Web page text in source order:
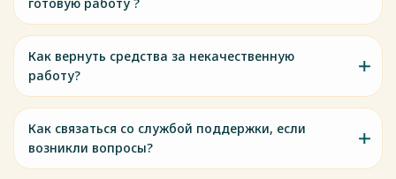
Как вернуть средства за некачественную
работу?
Как связаться со службой поддержки, если
возникли вопросы?